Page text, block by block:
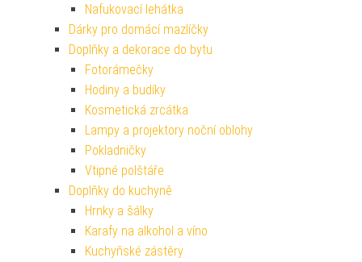
Nafukovací lehátka
Dárky pro domácí mazlíčky
Doplňky a dekorace do bytu
Fotorámečky
Hodiny a budíky
Kosmetická zrcátka
Lampy a projektory noční oblohy
Pokladničky
Vtipné polštáře
Doplňky do kuchyně
Hrnky a šálky
Karafy na alkohol a víno
Kuchyňské zástěry